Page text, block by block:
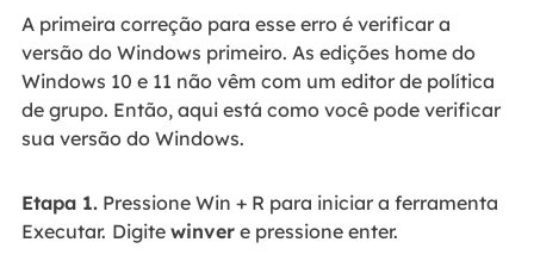
A primeira correção para esse erro é verificar a
versão do Windows primeiro. As edições home do
Windows 10 e 11 não vêm com um editor de política
de grupo. Então, aqui está como você pode verificar
sua versão do Windows.
Etapa 1.Pressione Win + R para iniciar a ferramenta
Executar. Digite winvere pressione enter.